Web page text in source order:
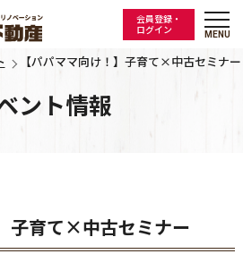
会員登録・
ログイン
【パパママ向け！】子育て×中古セミナー
ント情報
子育て×中古セミナー